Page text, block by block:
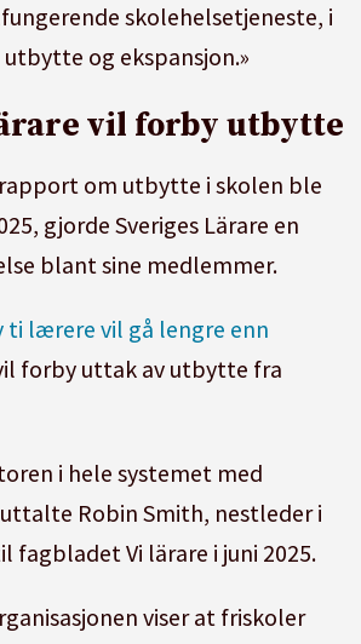
skolehelsetjeneste, i
og ekspansjon.»
vil forby utbytte
om utbytte i skolen ble
gjorde Sveriges Lärare en
blant sine medlemmer.
ti lærere vil gå lengre enn
forby uttak av utbytte fra
i hele systemet med
Robin Smith, nestleder i
fagbladet Vi lärare i juni 2025.
viser at friskoler